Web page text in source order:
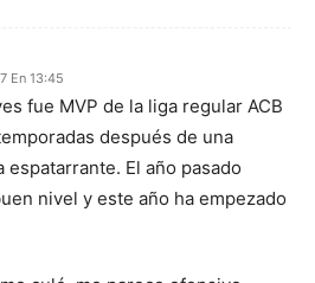
En 13:45
fue MVP de la liga regular ACB
después de una
espatarrante. El año pasado
nivel y este año ha empezado